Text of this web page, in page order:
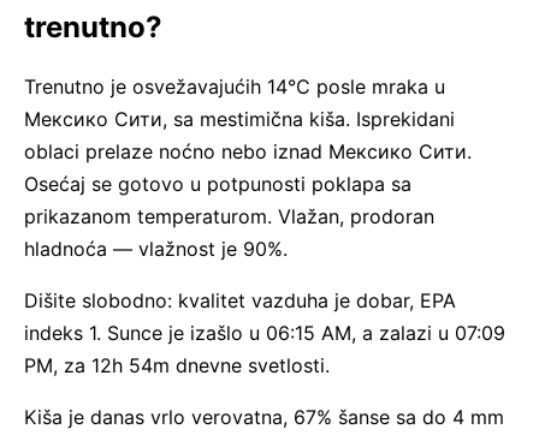
trenutno?
Trenutno je osvežavajućih 14°C posle mraka u
Мексико Сити, sa mestimična kiša. Isprekidani
oblaci prelaze noćno nebo iznad Мексико Сити.
Osećaj se gotovo u potpunosti poklapa sa
prikazanom temperaturom. Vlažan, prodoran
hladnoća — vlažnost je 90%.
Dišite slobodno: kvalitet vazduha je dobar, EPA
indeks 1. Sunce je izašlo u 06:15 AM, a zalazi u 07:09
PM, za 12h 54m dnevne svetlosti.
Kiša je danas vrlo verovatna, 67% šanse sa do 4 mm